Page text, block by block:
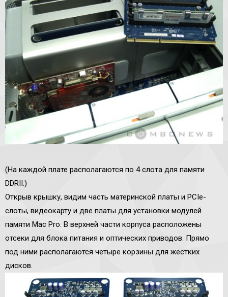
(На каждой плате располагаются по 4 слота для памяти
DDRII.)
Открыв крышку, видим часть материнской платы и PCIe-
слоты, видеокарту и две платы для установки модулей
памяти Mac Pro. В верхней части корпуса расположены
отсеки для блока питания и оптических приводов. Прямо
под ними располагаются четыре корзины для жестких
дисков.